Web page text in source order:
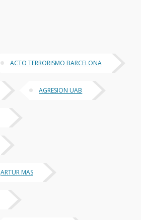
ACTO TERRORISMO BARCELONA
AGRESION UAB
ARTUR MAS